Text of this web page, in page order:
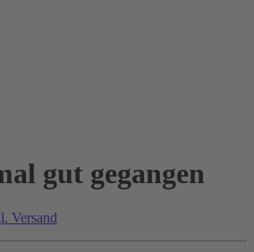
gut gegangen
Versand